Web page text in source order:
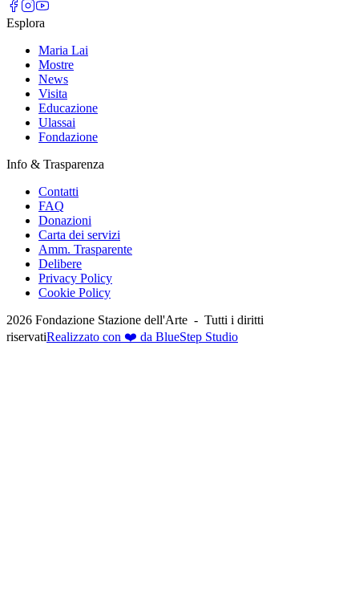
Esplora
Maria Lai
Mostre
News
Visita
Educazione
Ulassai
Fondazione
Info & Trasparenza
Contatti
FAQ
Donazioni
Carta dei servizi
Amm. Trasparente
Delibere
Privacy Policy
Cookie Policy
2026 Fondazione Stazione dell'Arte - Tutti i diritti
riservatiRealizzato con ❤️ da BlueStep Studio